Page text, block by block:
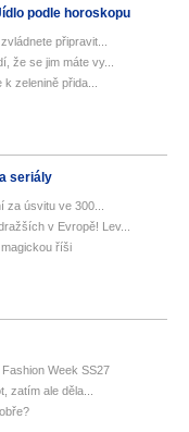
podle horoskopu
připravit...
že se jim máte vy...
zelenině přida...
seriály
úsvitu ve 300...
v Evropě! Lev...
říši
Week SS27
zatím ale děla...